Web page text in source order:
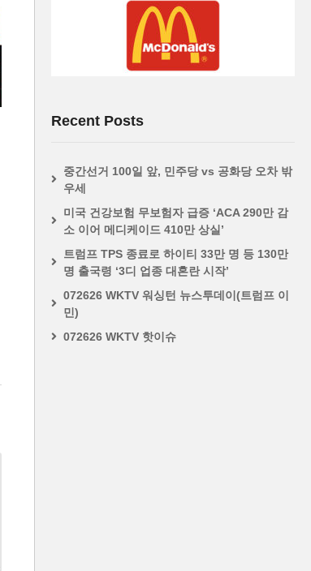
Recent Posts
중간선거 100일 앞, 민주당 vs 공화당 오차 밖
우세
미국 건강보험 무보험자 급증 ‘ACA 290만 감
소 이어 메디케이드 410만 상실’
트럼프 TPS 종료로 하이티 33만 명 등 130만
명 출국령 ‘3디 업종 대혼란 시작’
072626 WKTV 워싱턴 뉴스투데이(트럼프 이
민)
072626 WKTV 핫이슈